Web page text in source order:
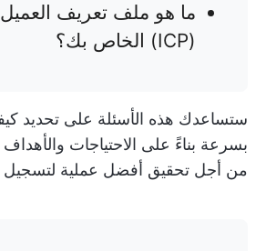
ما هو ملف تعريف العميل
(ICP) الخاص بك؟
ستساعدك هذه الأسئلة على تحديد
بسرعة بناءً على الاحتياجات
من أجل تحقيق أفضل عملية لتسجيل